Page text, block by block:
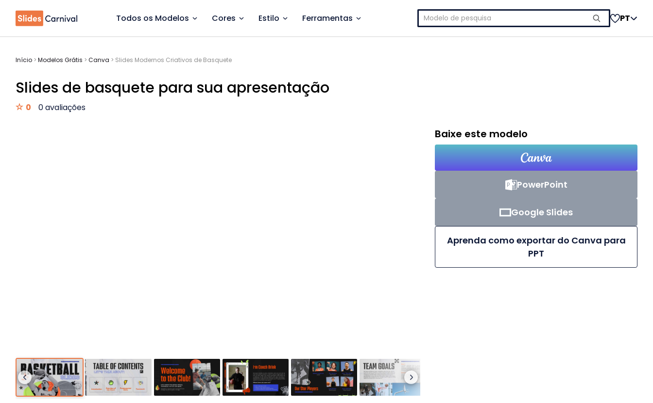
Todos os Modelos Cores Estilo Ferramentas
Pesquisar
por:
PT
Início > Modelos Grátis > Canva > Slides Modernos Criativos de Basquete
Slides de basquete para sua apresentação
0 0 avaliações
Baixe este modelo
PowerPoint
Google Slides
Aprenda como exportar do Canva para
PPT